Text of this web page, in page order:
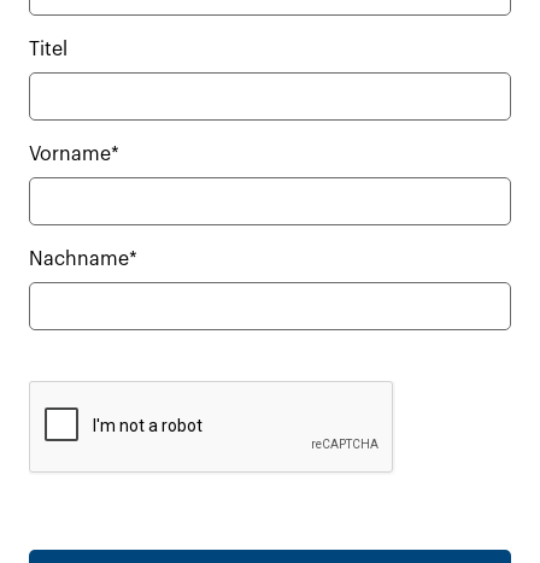
Titel
Vorname*
Nachname*